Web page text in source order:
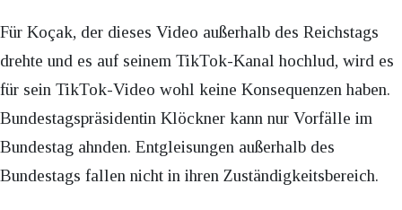
Für Koçak, der dieses Video außerhalb des Reichstags
drehte und es auf seinem TikTok-Kanal hochlud, wird es
für sein TikTok-Video wohl keine Konsequenzen haben.
Bundestagspräsidentin Klöckner kann nur Vorfälle im
Bundestag ahnden. Entgleisungen außerhalb des
Bundestags fallen nicht in ihren Zuständigkeitsbereich.